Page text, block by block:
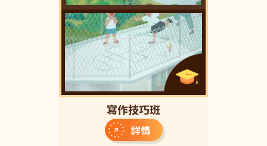
寫作技巧班
詳情